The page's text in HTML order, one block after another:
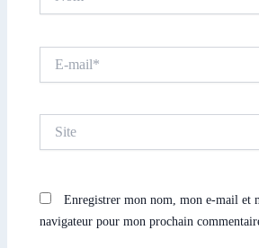
mail*
Enregistrer mon nom, mon e-mail et
navigateur pour mon prochain